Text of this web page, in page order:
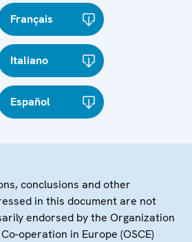
Français
Italiano
Español
conclusions and other
in this document are not
endorsed by the Organization
operation in Europe (OSCE)